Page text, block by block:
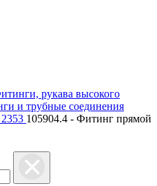
рукава высокого
и трубные соединения
105904.4 - Фитинг прямой